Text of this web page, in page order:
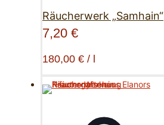
Räucherwerk „Samhain“
7,20 €
180,00 € / l